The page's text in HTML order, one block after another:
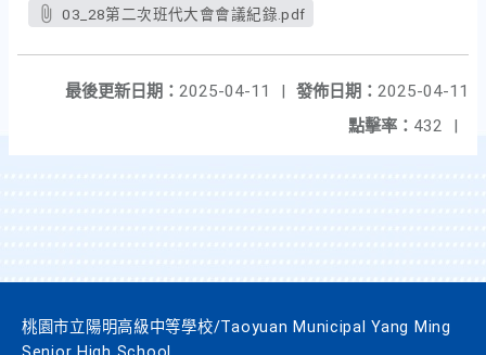
03_28第二次班代大會會議紀錄.pdf
發佈日期： 2025-04-11
最後更新日期： 2025-04-11
|
點擊率： 432 |
桃園市立陽明高級中等學校/Taoyuan Municipal Yang Ming